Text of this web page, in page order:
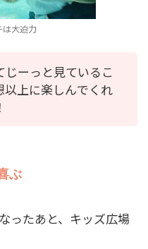
は大迫力
ーっと見ているこ
以上に楽しんでくれ
ぶ
ったあと、キッズ広場